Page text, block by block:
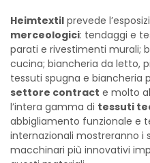
Heimtextil prevede
merceologici: tendaggi e
parati e rivestimenti murali;
cucina; biancheria da letto,
tessuti spugna e biancheria
settore contract e molto
l’intera gamma di tessuti
abbigliamento funzionale e
internazionali mostreranno i
macchinari più innovativi